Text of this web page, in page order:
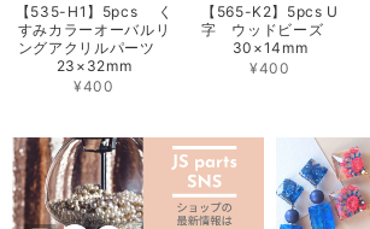
【535-H1】5pcs く
すみカラーオーバルリ
ングアクリルパーツ
23×32mm
¥400
【565-K2】5pcs U
字 ウッドビーズ
30×14mm
¥400